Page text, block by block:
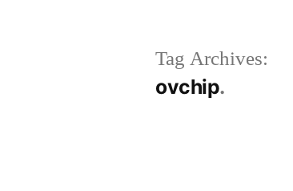
Tag Archives:
ovchip